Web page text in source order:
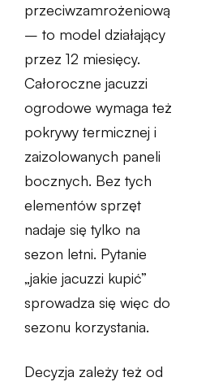
przeciwzamrożeniową
– to model działający
przez 12 miesięcy.
Całoroczne jacuzzi
ogrodowe wymaga też
pokrywy termicznej i
zaizolowanych paneli
bocznych. Bez tych
elementów sprzęt
nadaje się tylko na
sezon letni. Pytanie
„jakie jacuzzi kupić”
sprowadza się więc do
sezonu korzystania.
Decyzja zależy też od